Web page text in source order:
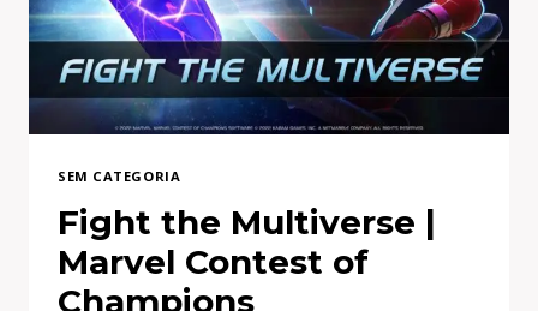
SEM CATEGORIA
Fight the Multiverse |
Marvel Contest of
Champions